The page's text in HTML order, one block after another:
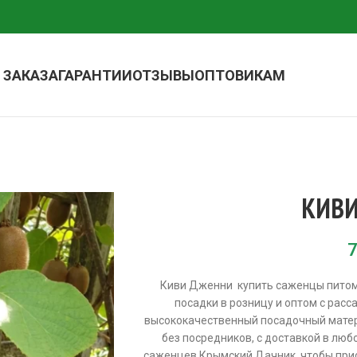
ГАРАНТИИОТЗЫВЫОПТОВИКАМ
Киви Дженни купить саженцы
посадки в розницу и оптом с
высококачественный посадочный
без посредников, с доставкой в